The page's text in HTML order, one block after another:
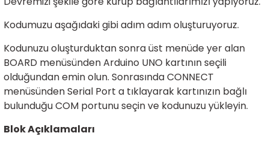
Kodumuzu aşağıdaki gibi adım adım oluşturuyoruz.
Kodunuzu oluşturduktan sonra üst menüde yer alan
BOARD menüsünden Arduino UNO kartının seçili
olduğundan emin olun. Sonrasında CONNECT
menüsünden Serial Port a tıklayarak kartınızın bağlı
bulunduğu COM portunu seçin ve kodunuzu yükleyin.
Blok Açıklamaları